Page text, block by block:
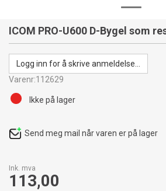
ICOM PRO-U600 D-Bygel som
Logg inn for å skrive anmeldelse...
Varenr:112629
Ink. mva
113,00
Ikke på lager
Send meg mail når varen er på lager